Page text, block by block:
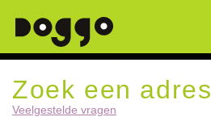
Zoek een adres
Veelgestelde vragen